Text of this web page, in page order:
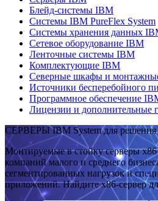
Блейд-системы IBM
Системы IBM PureFlex System
Системы хранения данных
Сетевое оборудование IBM
Ленточные системы IBM
Комплектующие IBM
Северные шкафы и
Источники бесперебойного
Программное обеспечение
Лицензии и дополнительные
СЕРВЕРЫ IBM System для решения
Монтируемые в стойку серверы x86
компаний малого и среднего
сегментированных нагрузок и
приложений. Найдите x86-сервер